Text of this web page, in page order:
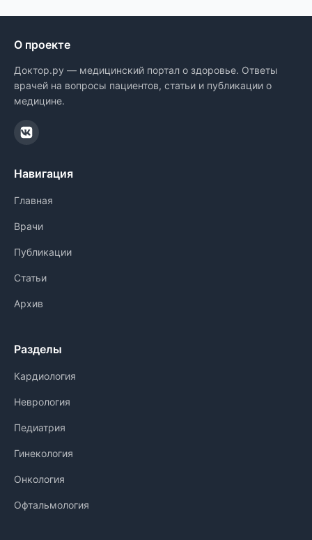
О проекте
Доктор.ру — медицинский портал о здоровье. Ответы
врачей на вопросы пациентов, статьи и публикации о
медицине.
Навигация
Главная
Врачи
Публикации
Статьи
Архив
Разделы
Кардиология
Неврология
Педиатрия
Гинекология
Онкология
Офтальмология